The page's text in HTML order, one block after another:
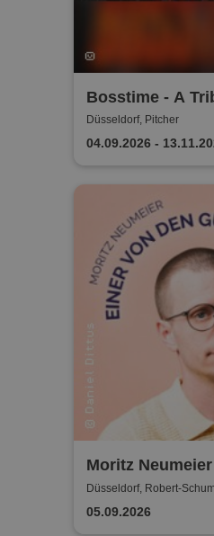
Bosstime - A
Springsteen
Düsseldorf, Pitcher
04.09.2026 -
Moritz
den Guten?
Düsseldorf, Robert-
05.09.2026